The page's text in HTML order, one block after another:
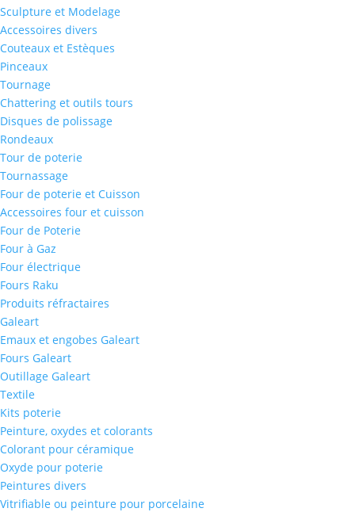
Sculpture et Modelage
Accessoires divers
Couteaux et Estèques
Pinceaux
Tournage
Chattering et outils tours
Disques de polissage
Rondeaux
Tour de poterie
Tournassage
Four de poterie et Cuisson
Accessoires four et cuisson
Four de Poterie
Four à Gaz
Four électrique
Fours Raku
Produits réfractaires
Galeart
Emaux et engobes Galeart
Fours Galeart
Outillage Galeart
Textile
Kits poterie
Peinture, oxydes et colorants
Colorant pour céramique
Oxyde pour poterie
Peintures divers
Vitrifiable ou peinture pour porcelaine